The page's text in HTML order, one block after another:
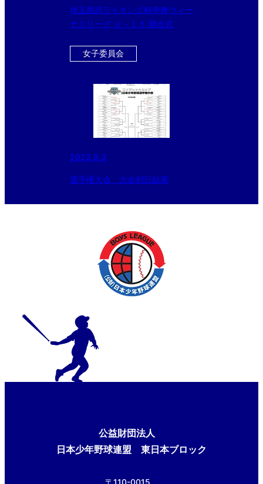
埼玉西武ライオンズ杯争奪ヴィー
ナスリーグ Ｕ－１５ 開会式
女子委員会
2023.8.3
選手権大会 大会初日結果
公益財団法人
日本少年野球連盟 東日本ブロック